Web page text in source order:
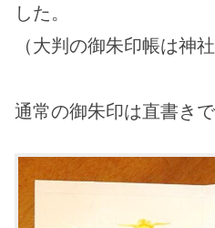
した。
（大判の御朱印帳は神
通常の御朱印は直書き